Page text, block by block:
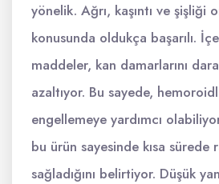
yönelik. Ağrı, kaşıntı ve şişliği
konusunda oldukça başarılı.
maddeler, kan damarlarını
azaltıyor. Bu sayede,
engellemeye yardımcı
bu ürün sayesinde kısa sürede
sağladığını belirtiyor. Düşük